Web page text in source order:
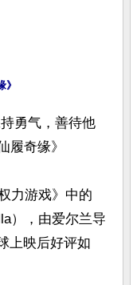
勇气，善待他
履奇缘》
力游戏》中的
），由爱尔兰导
上映后好评如